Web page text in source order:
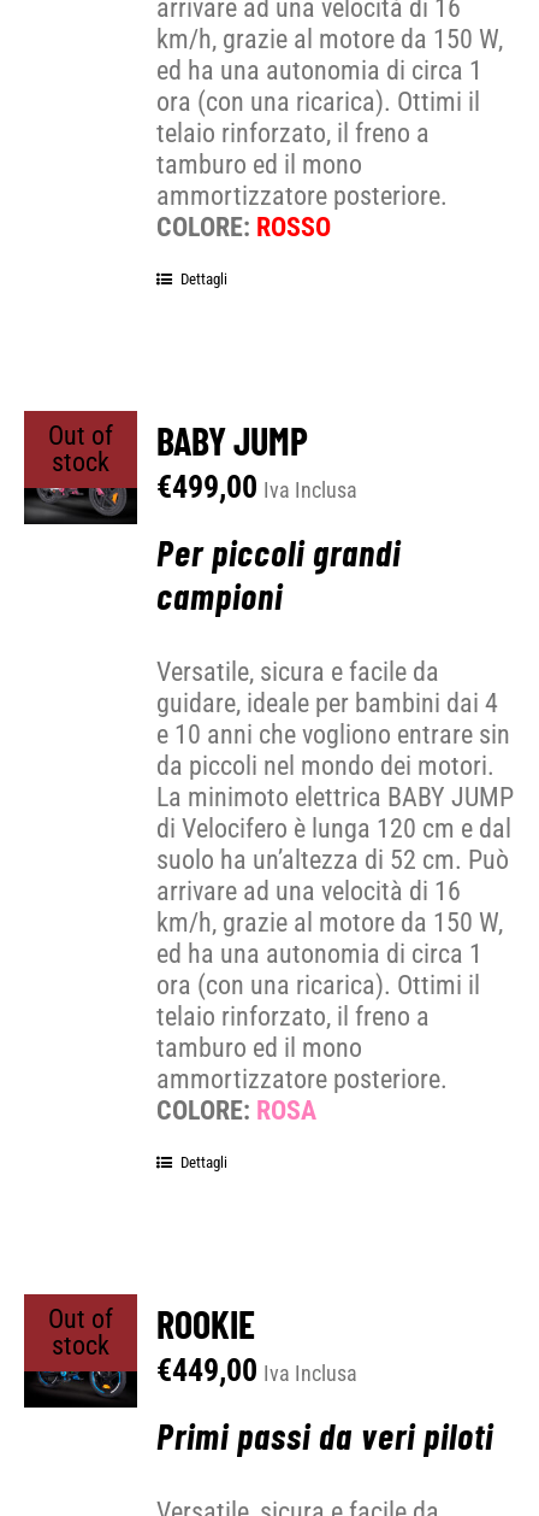
arrivare ad una velocità di 16
km/h, grazie al motore da 150 W,
ed ha una autonomia di circa 1
ora (con una ricarica). Ottimi il
telaio rinforzato, il freno a
tamburo ed il mono
ammortizzatore posteriore.
COLORE: ROSSO
Dettagli
Out of
stock
BABY JUMP
€499,00 Iva Inclusa
Per piccoli grandi
campioni
Versatile, sicura e facile da
guidare, ideale per bambini dai 4
e 10 anni che vogliono entrare sin
da piccoli nel mondo dei motori.
La minimoto elettrica BABY JUMP
di Velocifero è lunga 120 cm e dal
suolo ha un’altezza di 52 cm. Può
arrivare ad una velocità di 16
km/h, grazie al motore da 150 W,
ed ha una autonomia di circa 1
ora (con una ricarica). Ottimi il
telaio rinforzato, il freno a
tamburo ed il mono
ammortizzatore posteriore.
COLORE: ROSA
Dettagli
Out of
stock
ROOKIE
€449,00 Iva Inclusa
Primi passi da veri piloti